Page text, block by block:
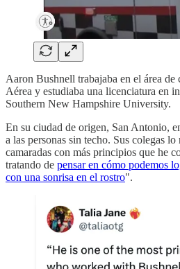
Aaron Bushnell trabajaba en el área de
Aérea y estudiaba una licenciatura en
Southern New Hampshire University.
En su ciudad de origen, San Antonio,
a las personas sin techo. Sus colegas
camaradas con más principios que he
tratando de pensar en cómo podemos
con una sonrisa en el rostro".